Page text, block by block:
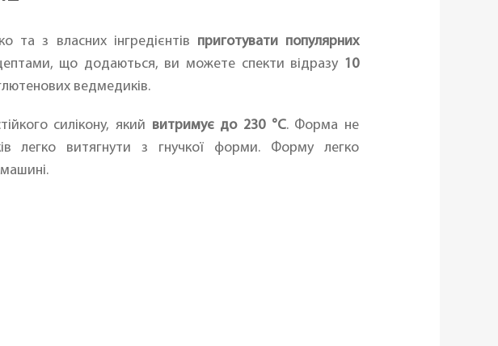
з власних інгредієнтів приготувати популярних
що додаються, ви можете спекти відразу 10
ведмедиків.
силікону, який витримує до 230 °C. Форма не
легко витягнути з гнучкої форми. Форму легко